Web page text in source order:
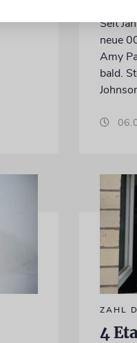
Seit
neue
Amy
bald.
ZAHL
4